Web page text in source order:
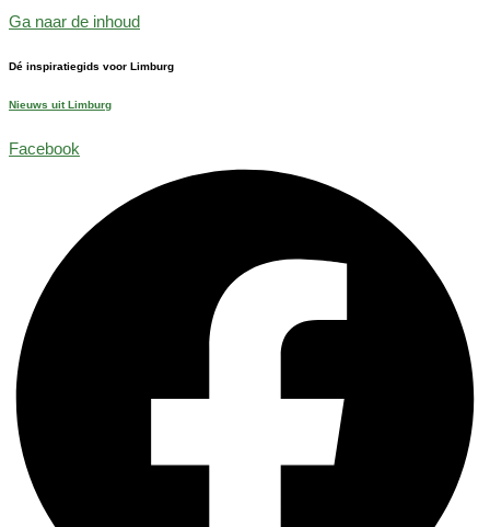
Ga naar de inhoud
Dé inspiratiegids voor Limburg
Nieuws uit Limburg
Facebook